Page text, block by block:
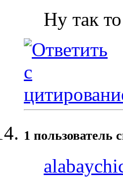
Ну так
1 пользователь